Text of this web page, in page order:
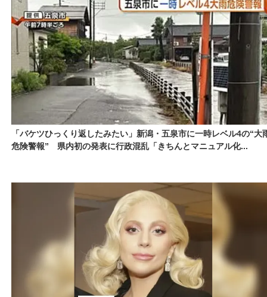
「バケツひっくり返したみたい」新潟・五泉市に一時レベル4の“大
危険警報” 県内初の発表に行政混乱「きちんとマニュアル化...